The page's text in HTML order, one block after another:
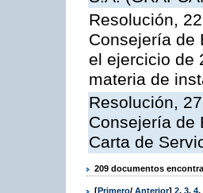
Resolución,
Consejería de
el ejercicio de
materia de
Resolución,
Consejería de
Carta de
209 documentos
[Primero/ Anterior] 2, 3, 4,